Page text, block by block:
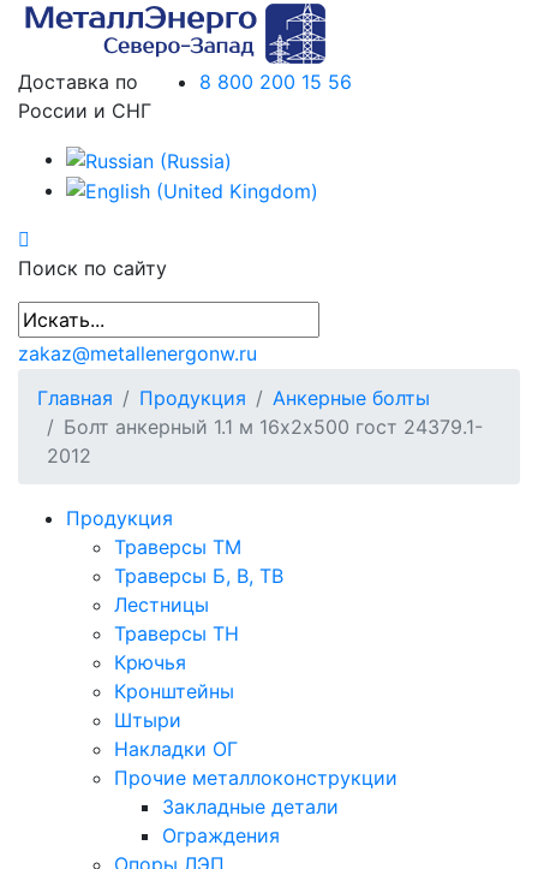
Доставка по
России и СНГ
8 800 200 15 56
Поиск по сайту
zakaz@metallenergonw.ru
Главная
Продукция
Анкерные болты
Болт анкерный 1.1 м 16х2х500 гост 24379.1-
2012
Продукция
Траверсы ТМ
Траверсы Б, В, ТВ
Лестницы
Траверсы ТН
Крючья
Кронштейны
Штыри
Накладки ОГ
Прочие металлоконструкции
Закладные детали
Ограждения